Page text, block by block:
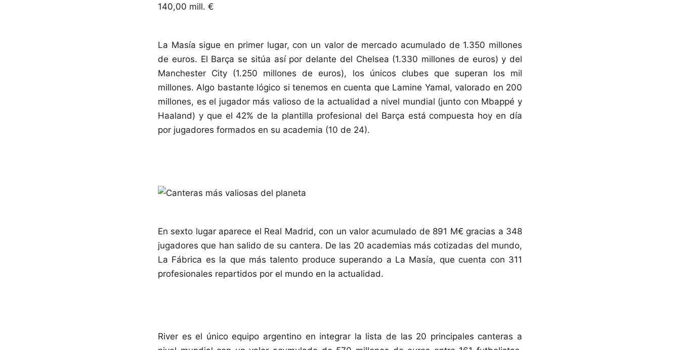
140,00 mill. €
La Masía sigue en primer lugar, con un valor de mercado acumulado de 1.350 millones
de euros. El Barça se sitúa así por delante del Chelsea (1.330 millones de euros) y del
Manchester City (1.250 millones de euros), los únicos clubes que superan los mil
millones. Algo bastante lógico si tenemos en cuenta que Lamine Yamal, valorado en 200
millones, es el jugador más valioso de la actualidad a nivel mundial (junto con Mbappé y
Haaland) y que el 42% de la plantilla profesional del Barça está compuesta hoy en día
por jugadores formados en su academia (10 de 24).
En sexto lugar aparece el Real Madrid, con un valor acumulado de 891 M€ gracias a 348
jugadores que han salido de su cantera. De las 20 academias más cotizadas del mundo,
La Fábrica es la que más talento produce superando a La Masía, que cuenta con 311
profesionales repartidos por el mundo en la actualidad.
River es el único equipo argentino en integrar la lista de las 20 principales canteras a